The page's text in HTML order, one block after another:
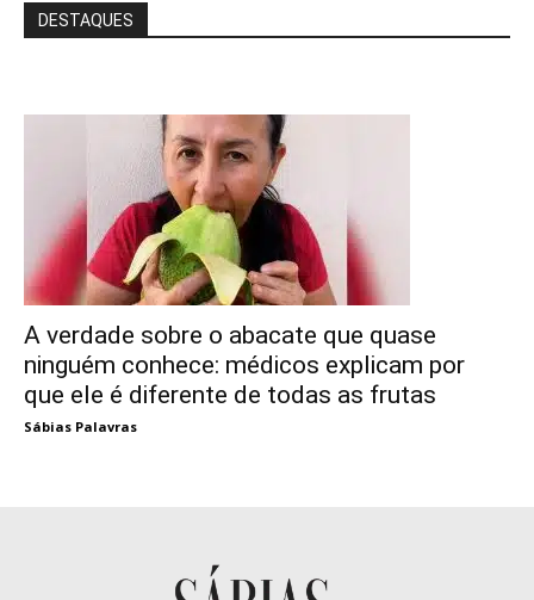
DESTAQUES
A verdade sobre o abacate que quase
ninguém conhece: médicos explicam por
que ele é diferente de todas as frutas
Sábias Palavras